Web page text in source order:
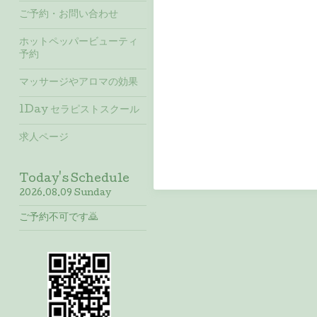
ご予約・お問い合わせ
ホットペッパービューティ
予約
マッサージやアロマの効果
1Day セラピストスクール
求人ページ
Today's Schedule
2026.08.09 Sunday
ご予約不可です🙇